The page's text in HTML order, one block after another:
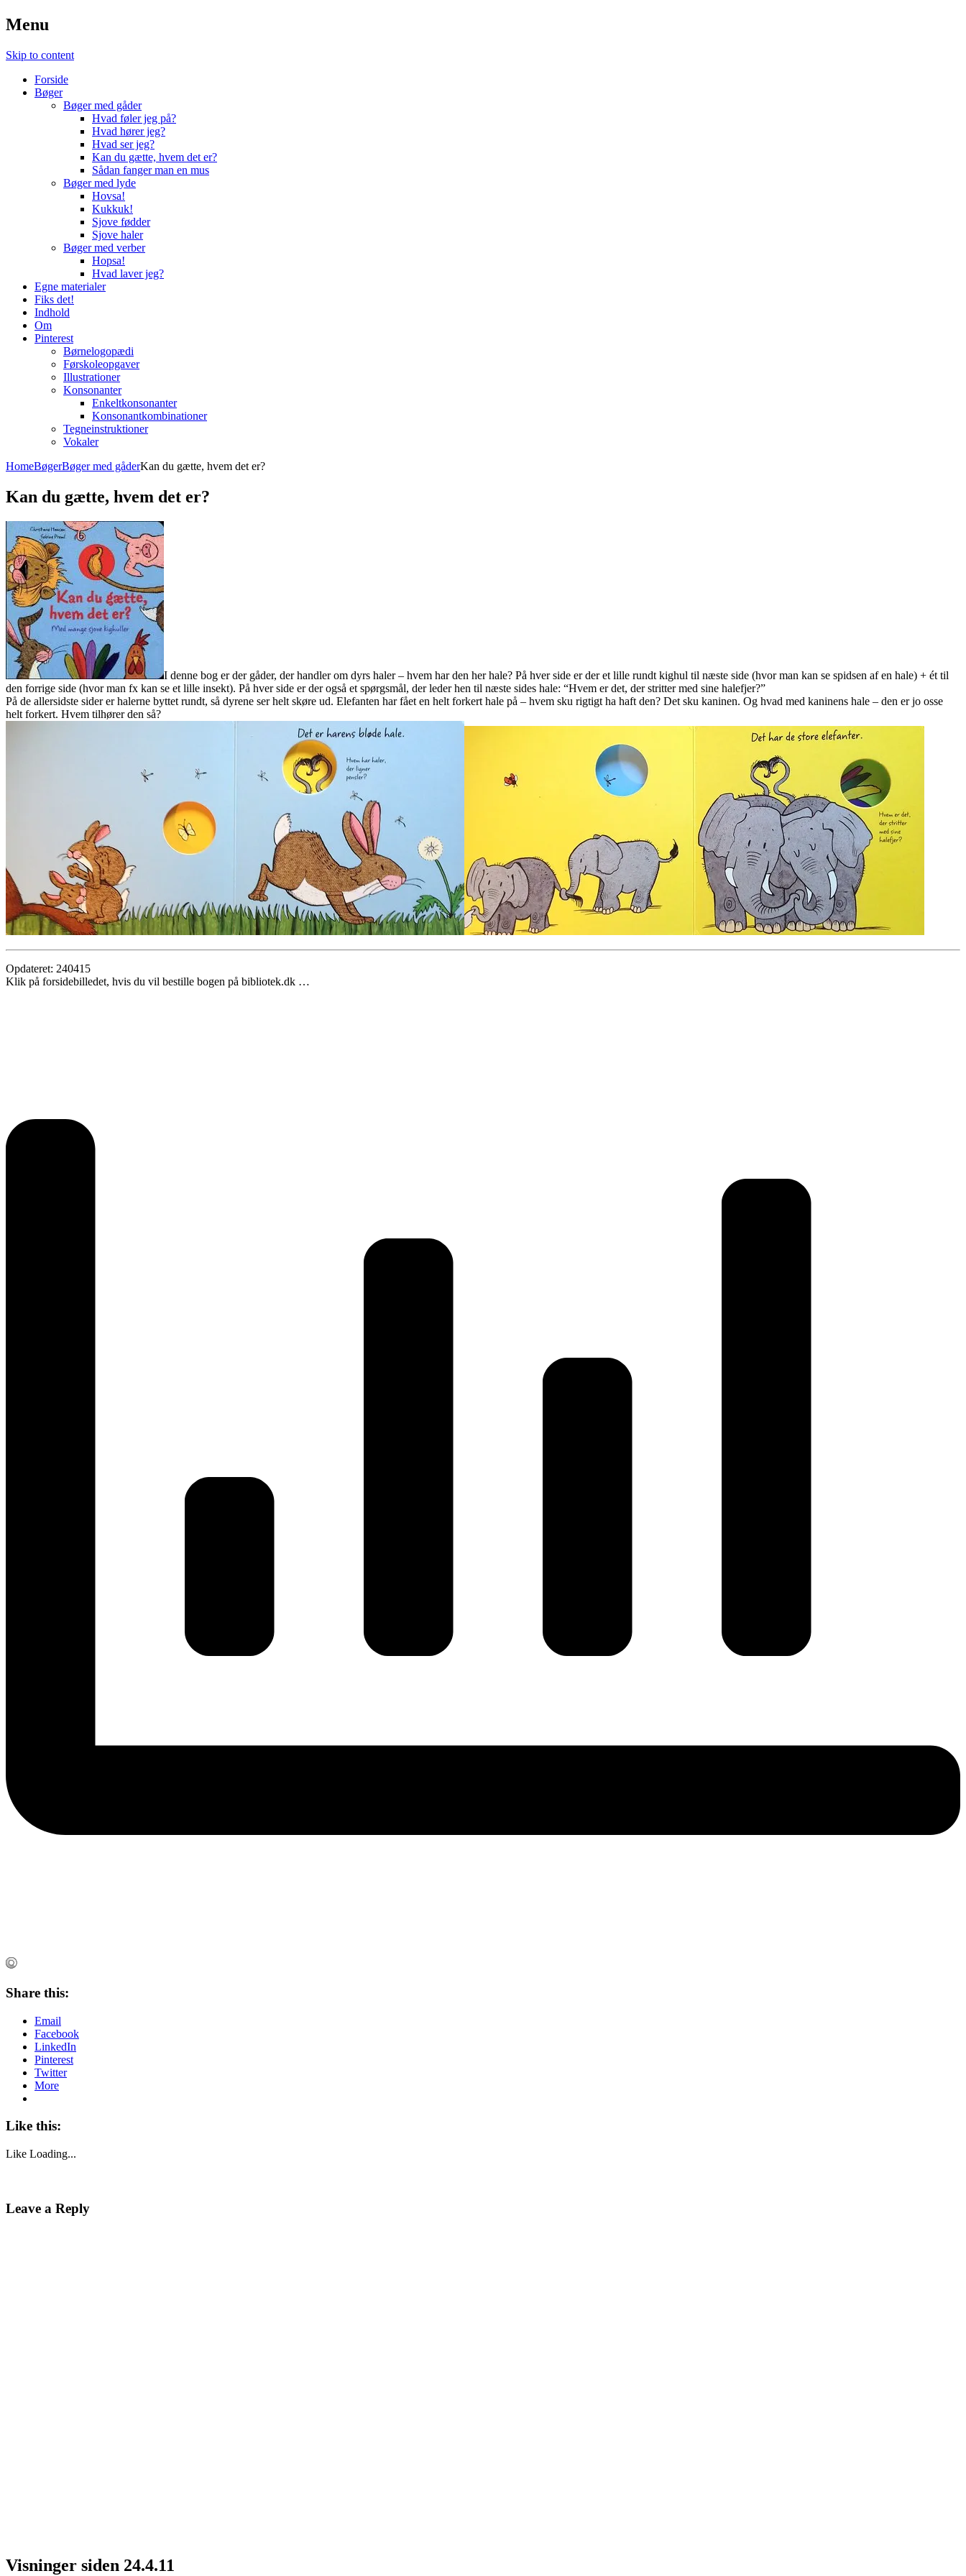
Menu
Skip to content
Forside
Bøger
Bøger med gåder
Hvad føler jeg på?
Hvad hører jeg?
Hvad ser jeg?
Kan du gætte, hvem det er?
Sådan fanger man en mus
Bøger med lyde
Hovsa!
Kukkuk!
Sjove fødder
Sjove haler
Bøger med verber
Hopsa!
Hvad laver jeg?
Egne materialer
Fiks det!
Indhold
Om
Pinterest
Børnelogopædi
Førskoleopgaver
Illustrationer
Konsonanter
Enkeltkonsonanter
Konsonantkombinationer
Tegneinstruktioner
Vokaler
HomeBøgerBøger med gåderKan du gætte, hvem det er?
Kan du gætte, hvem det er?
I denne bog er der gåder, der handler om dyrs haler – hvem har den her hale? På hver side er der et lille rundt kighul til næste side (hvor man kan se spidsen af en hale) + ét til
den forrige side (hvor man fx kan se et lille insekt). På hver side er der også et spørgsmål, der leder hen til næste sides hale: “Hvem er det, der stritter med sine halefjer?”
På de allersidste sider er halerne byttet rundt, så dyrene ser helt skøre ud. Elefanten har fået en helt forkert hale på – hvem sku rigtigt ha haft den? Det sku kaninen. Og hvad med kaninens hale – den er jo osse
helt forkert. Hvem tilhører den så?
Opdateret: 240415
Klik på forsidebilledet, hvis du vil bestille bogen på bibliotek.dk …
Share this:
Email
Facebook
LinkedIn
Pinterest
Twitter
More
Like this:
Like Loading...
Leave a Reply
Visninger siden 24.4.11